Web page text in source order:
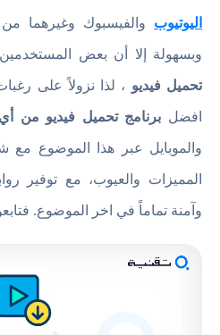
اليوتيوب والفيسبوك وغيرهما من
وبسهولة إلا أن بعض
تحميل فيديو ، لذا نزولاً على
افضل برنامج تحميل فيديو من
والموبايل عبر هذا الموضوع مع
المميزات والعيوب، مع توفير
وآمنة تماماً في اخر الموضوع.